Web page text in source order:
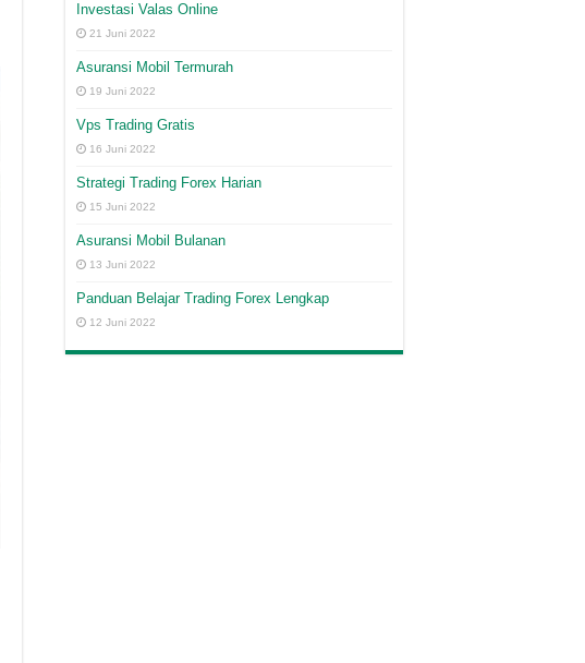
Investasi Valas Online
21 Juni 2022
Asuransi Mobil Termurah
19 Juni 2022
Vps Trading Gratis
16 Juni 2022
Strategi Trading Forex Harian
15 Juni 2022
Asuransi Mobil Bulanan
13 Juni 2022
Panduan Belajar Trading Forex Lengkap
12 Juni 2022